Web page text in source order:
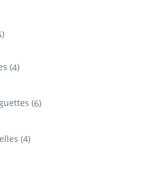
produits
4
produits
6produits
4
produits